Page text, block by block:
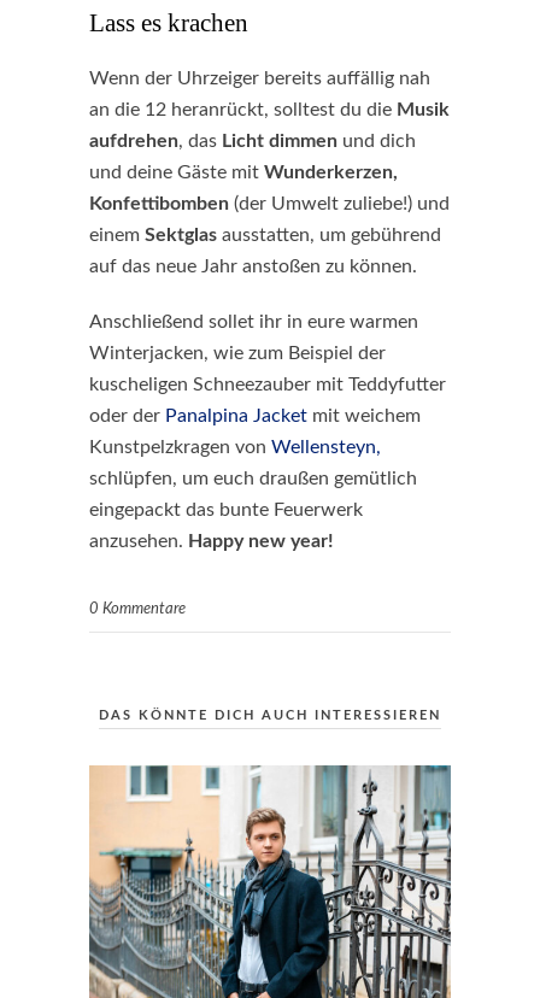
Lass es krachen
Wenn der Uhrzeiger bereits auffällig nah
an die 12 heranrückt, solltest du die Musik
aufdrehen, das Licht dimmen und dich
und deine Gäste mit Wunderkerzen,
Konfettibomben (der Umwelt zuliebe!) und
einem Sektglas ausstatten, um gebührend
auf das neue Jahr anstoßen zu können.
Anschließend sollet ihr in eure warmen
Winterjacken, wie zum Beispiel der
kuscheligen Schneezauber mit Teddyfutter
oder der Panalpina Jacket mit weichem
Kunstpelzkragen von Wellensteyn,
schlüpfen, um euch draußen gemütlich
eingepackt das bunte Feuerwerk
anzusehen. Happy new year!
0 Kommentare
DAS KÖNNTE DICH AUCH INTERESSIEREN